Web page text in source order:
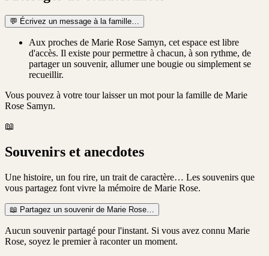
💬 Écrivez un message à la famille…
Aux proches de Marie Rose Samyn, cet espace est libre
d'accès. Il existe pour permettre à chacun, à son rythme, de
partager un souvenir, allumer une bougie ou simplement se
recueillir.
Vous pouvez à votre tour laisser un mot pour la famille de Marie
Rose Samyn.
📖
Souvenirs et anecdotes
Une histoire, un fou rire, un trait de caractère… Les souvenirs que
vous partagez font vivre la mémoire de Marie Rose.
📖 Partagez un souvenir de Marie Rose…
Aucun souvenir partagé pour l'instant. Si vous avez connu Marie
Rose, soyez le premier à raconter un moment.